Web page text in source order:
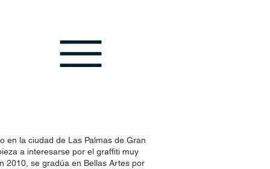
en la ciudad de Las Palmas de Gran
a interesarse por el graffiti muy
2010, se gradúa en Bellas Artes por